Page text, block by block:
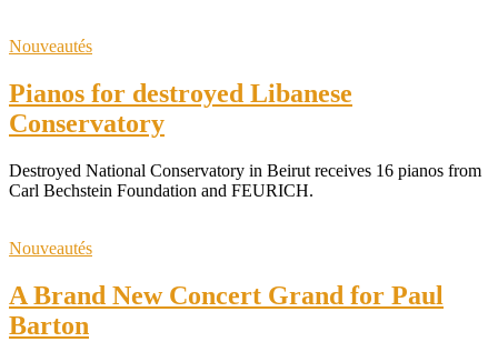
Nouveautés
Pianos for destroyed Libanese
Conservatory
Destroyed National Conservatory in Beirut receives 16 pianos from
Carl Bechstein Foundation and FEURICH.
Nouveautés
A Brand New Concert Grand for Paul
Barton